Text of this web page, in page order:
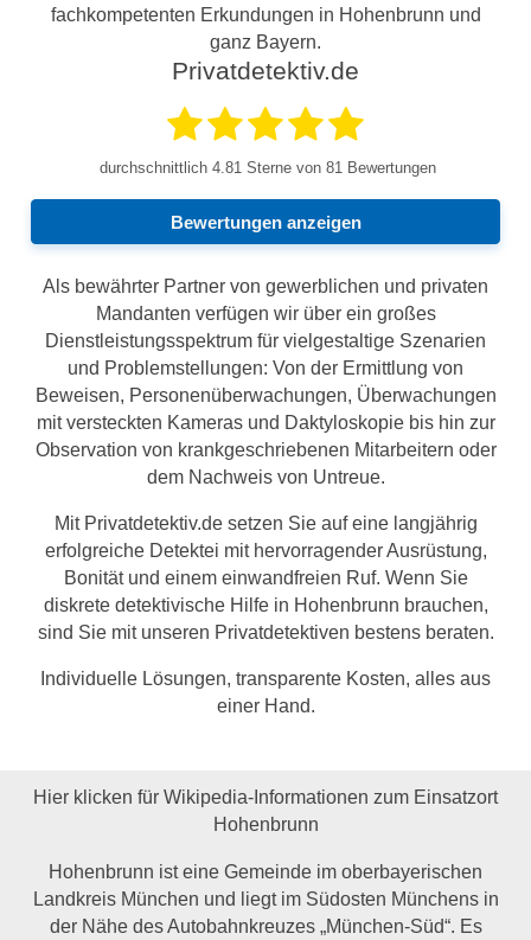
fachkompetenten Erkundungen in Hohenbrunn und
ganz Bayern.
Privatdetektiv.de
durchschnittlich 4.81 Sterne von 81 Bewertungen
Bewertungen anzeigen
Als bewährter Partner von gewerblichen und privaten
Mandanten verfügen wir über ein großes
Dienstleistungsspektrum für vielgestaltige Szenarien
und Problemstellungen: Von der Ermittlung von
Beweisen, Personenüberwachungen, Überwachungen
mit versteckten Kameras und Daktyloskopie bis hin zur
Observation von krankgeschriebenen Mitarbeitern oder
dem Nachweis von Untreue.
Mit Privatdetektiv.de setzen Sie auf eine langjährig
erfolgreiche Detektei mit hervorragender Ausrüstung,
Bonität und einem einwandfreien Ruf. Wenn Sie
diskrete detektivische Hilfe in Hohenbrunn brauchen,
sind Sie mit unseren Privatdetektiven bestens beraten.
Individuelle Lösungen, transparente Kosten, alles aus
einer Hand.
Hier klicken für Wikipedia-Informationen zum Einsatzort
Hohenbrunn
Hohenbrunn ist eine Gemeinde im oberbayerischen
Landkreis München und liegt im Südosten Münchens in
der Nähe des Autobahnkreuzes „München-Süd“. Es